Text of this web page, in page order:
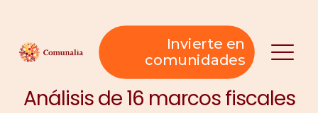
Invierte en
comunidades
Análisis de 16 marcos fiscales